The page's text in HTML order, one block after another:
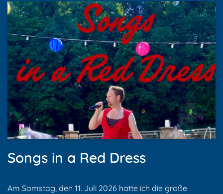
Songs in a Red Dress
Am Samstag, den 11. Juli 2026 hatte ich die große